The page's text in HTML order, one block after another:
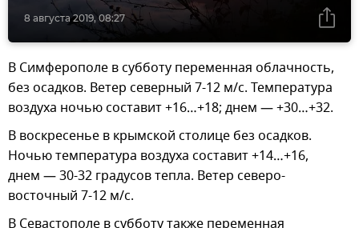
8 августа 2019, 08:27
В Симферополе в субботу переменная облачность,
без осадков. Ветер северный 7-12 м/с. Температура
воздуха ночью составит +16…+18; днем — +30…+32.
В воскресенье в крымской столице без осадков.
Ночью температура воздуха составит +14…+16,
днем — 30-32 градусов тепла. Ветер северо-
восточный 7-12 м/с.
В Севастополе в субботу также переменная